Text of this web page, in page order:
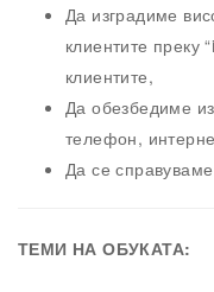
Да изградиме
клиентите преку
клиентите,
Да обезбедиме
телефон,
Да се справуваме
ТЕМИ НА ОБУКАТА: